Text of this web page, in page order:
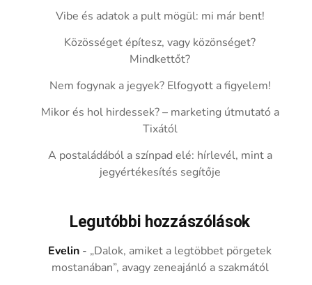
Vibe és adatok a pult mögül: mi már bent!
Közösséget építesz, vagy közönséget?
Mindkettőt?
Nem fogynak a jegyek? Elfogyott a figyelem!
Mikor és hol hirdessek? – marketing útmutató a
Tixától
A postaládából a színpad elé: hírlevél, mint a
jegyértékesítés segítője
Legutóbbi hozzászólások
Evelin - „Dalok, amiket a legtöbbet pörgetek
mostanában”, avagy zeneajánló a szakmától